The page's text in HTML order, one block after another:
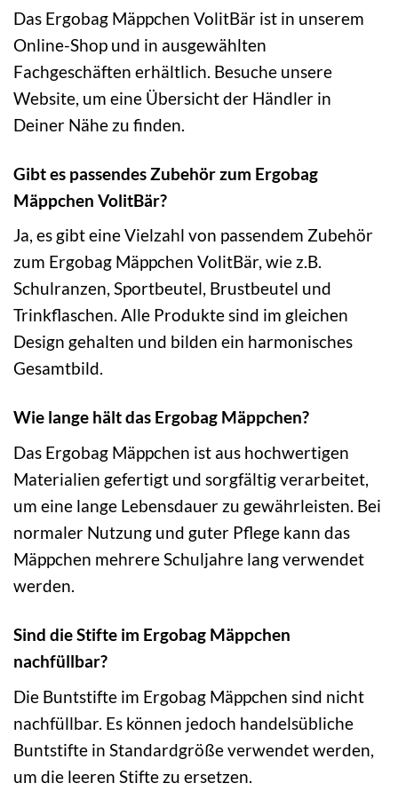
Das Ergobag Mäppchen VolitBär ist in unserem
Online-Shop und in ausgewählten
Fachgeschäften erhältlich. Besuche unsere
Website, um eine Übersicht der Händler in
Deiner Nähe zu finden.
Gibt es passendes Zubehör zum Ergobag
Mäppchen VolitBär?
Ja, es gibt eine Vielzahl von passendem Zubehör
zum Ergobag Mäppchen VolitBär, wie z.B.
Schulranzen, Sportbeutel, Brustbeutel und
Trinkflaschen. Alle Produkte sind im gleichen
Design gehalten und bilden ein harmonisches
Gesamtbild.
Wie lange hält das Ergobag Mäppchen?
Das Ergobag Mäppchen ist aus hochwertigen
Materialien gefertigt und sorgfältig verarbeitet,
um eine lange Lebensdauer zu gewährleisten. Bei
normaler Nutzung und guter Pflege kann das
Mäppchen mehrere Schuljahre lang verwendet
werden.
Sind die Stifte im Ergobag Mäppchen
nachfüllbar?
Die Buntstifte im Ergobag Mäppchen sind nicht
nachfüllbar. Es können jedoch handelsübliche
Buntstifte in Standardgröße verwendet werden,
um die leeren Stifte zu ersetzen.